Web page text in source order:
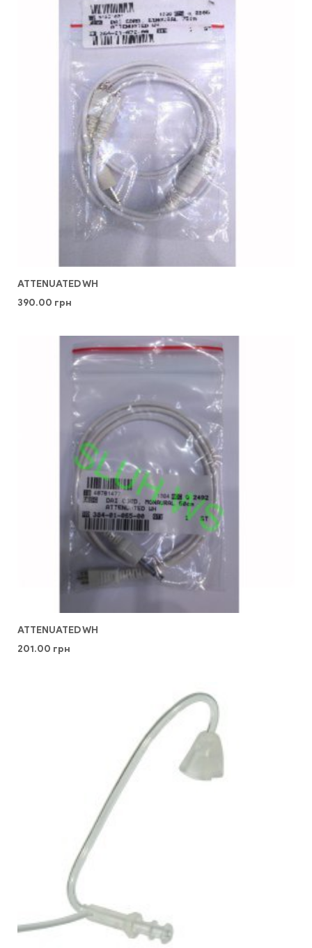
ATTENUATED WH
390.00 грн
ATTENUATED WH
201.00 грн